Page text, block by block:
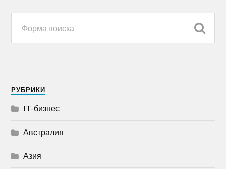
РУБРИКИ
IT-бизнес
Австралия
Азия